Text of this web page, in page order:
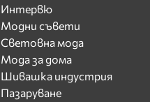
Интервю
Модни съвети
Световна мода
Мода за дома
Шивашка индустрия
Пазаруване